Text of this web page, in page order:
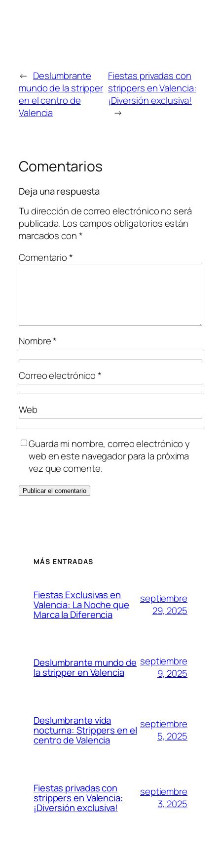
← Deslumbrante
mundo de la stripper
en el centro de
Valencia
Fiestas privadas con
strippers en Valencia:
¡Diversión exclusiva!
→
Comentarios
Deja una respuesta
Tu dirección de correo electrónico no será
publicada. Los campos obligatorios están
marcados con*
Comentario*
Nombre*
Correo electrónico*
Web
Guarda mi nombre, correo electrónico y
web en este navegador para la próxima
vez que comente.
MÁS ENTRADAS
Fiestas Exclusivas en
Valencia: La Noche que
Marca la Diferencia
septiembre
29, 2025
Deslumbrante mundo de
la stripper en Valencia
septiembre
9, 2025
Deslumbrante vida
nocturna: Strippers en el
centro de Valencia
septiembre
5, 2025
Fiestas privadas con
strippers en Valencia:
¡Diversión exclusiva!
septiembre
3, 2025